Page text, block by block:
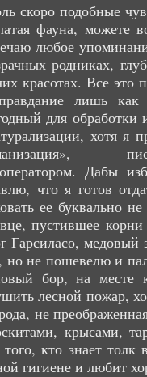
скоро подобные
фауна, можете
любое
родниках,
красотах. Все это
лишь как
для обработки
хотя
–
Дабы
что я готов
ее буквально
пустившее
Гарсиласо,
но не пошевелю и
бор, на месте
лесной пожар,
не
крысами,
того, кто знает
гигиене и любит